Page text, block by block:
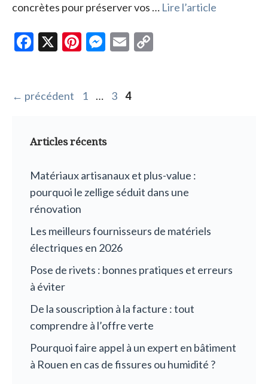
concrètes pour préserver vos … Lire l’article
F
b
o
X
Pi
es
M
n
er
E
l
← précédent Page
1 … Page
3 Page
4
Articles récents
Matériaux artisanaux et plus-value :
pourquoi le zellige séduit dans une
rénovation
Les meilleurs fournisseurs de matériels
électriques en 2026
Pose de rivets : bonnes pratiques et erreurs
à éviter
De la souscription à la facture : tout
comprendre à l’offre verte
Pourquoi faire appel à un expert en bâtiment
à Rouen en cas de fissures ou humidité ?